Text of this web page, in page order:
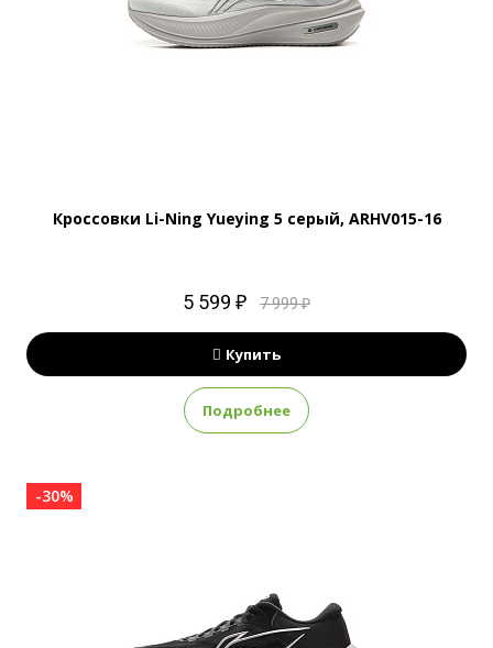
Кроссовки Li-Ning Yueying 5 серый, ARHV015-16
5 599 ₽ 7 999 ₽
Купить
Подробнее
-30%